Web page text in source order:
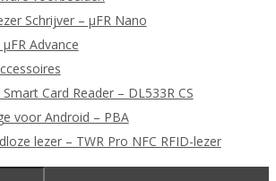
Schrijver – μFR Nano
Advance
Smart Card Reader – DL533R CS
voor Android – PBA
lezer – TWR Pro NFC RFID-lezer